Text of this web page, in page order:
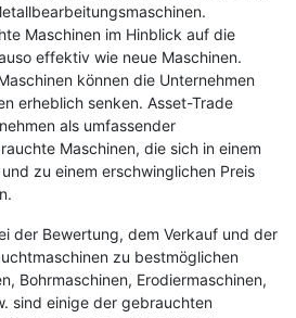
Maschinen im Hinblick auf die
effektiv wie neue Maschinen.
können die Unternehmen
erheblich senken. Asset-Trade
als umfassender
Maschinen, die sich in einem
zu einem erschwinglichen Preis
der Bewertung, dem Verkauf und der
zu bestmöglichen
Bohrmaschinen, Erodiermaschinen,
sind einige der gebrauchten